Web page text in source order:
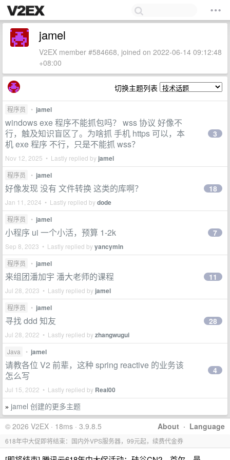
jamel
V2EX member #584668, joined on 2022-06-14 09:12:48
+08:00
切换主题列表
程序员 • jamel
windows exe 程序不能抓包吗？ wss 协议 好像不
行，触及知识盲区了。为啥抓 手机 https 可以，本
机 exe 程序 不行，只是不能抓 wss？
Nov 12, 2025 • Lastly replied by jamel
3
程序员 • jamel
好像发现 没有 文件转换 这类的库啊？
Jan 11, 2024 • Lastly replied bydode
18
程序员 • jamel
小程序 ui 一个小活，预算 1-2k
Sep 8, 2023 • Lastly replied byyancymin
7
程序员 • jamel
来组团潘加宇 潘大老师的课程
Jul 28, 2023 • Lastly replied by jamel
11
程序员 • jamel
寻找 ddd 知友
Jul 28, 2022 • Lastly replied byzhangwugui
28
Java • jamel
请教各位 V2 前辈，这种 spring reactive 的业务该
怎么写
Jul 15, 2022 • Lastly replied by Real00
4
» jamel 创建的更多主题
About · Language
© 2026 V2EX · 18ms · 3.9.8.5
618年中大促即将结束：国内外VPS服务器，99元起，续费代金券